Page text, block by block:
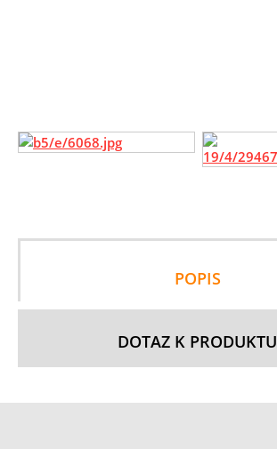
POPIS
DOTAZ K PRODUKTU